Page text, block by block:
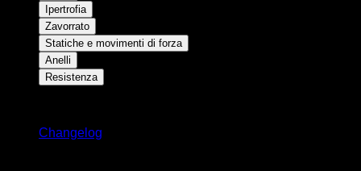
Ipertrofia
Zavorrato
Statiche e movimenti di forza
Anelli
Resistenza
Changelog